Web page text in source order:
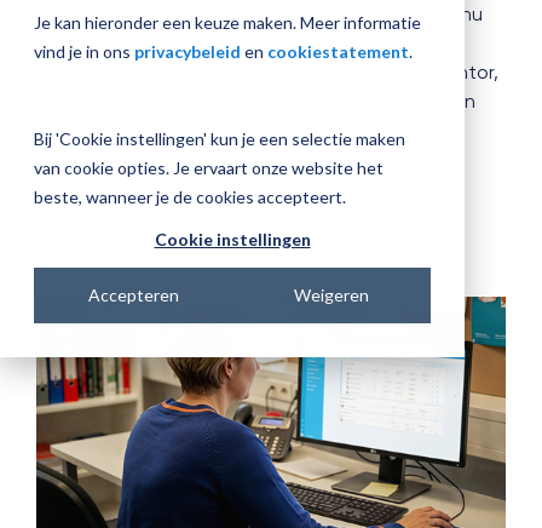
Je kan hieronder een keuze maken. Meer informatie
vind je in ons privacybeleid en cookiestatement.
Bij 'Cookie instellingen' kun je een selectie maken
van cookie opties. Je ervaart onze website het
beste, wanneer je de cookies accepteert.
Cookie instellingen
Accepteren Weigeren
beter laten aansluiten op de praktijk. Dus of je nu
applicatiebeheerder bent, zorgcoördinator,
verzuimmedewerker, roostermaker, docent, mentor,
leerling, ouder of iets daartussenin — je bent van
harte welkom in het Magister Gebruikerspanel.